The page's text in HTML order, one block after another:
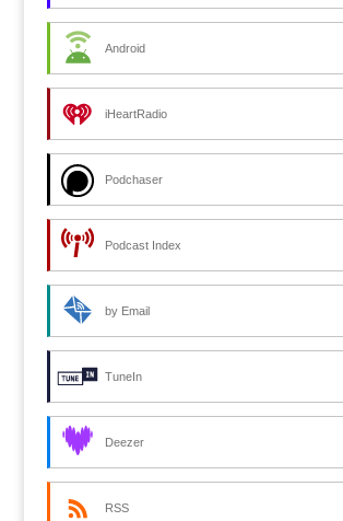
Android
iHeartRadio
Podchaser
Podcast Index
by Email
TuneIn
Deezer
RSS